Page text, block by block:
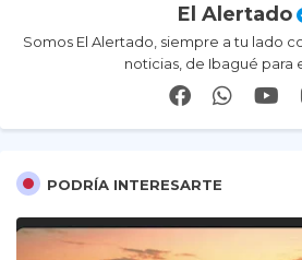
El Alertado
Somos El Alertado, siempre a tu lado
noticias, de Ibagué para
PODRÍA INTERESARTE